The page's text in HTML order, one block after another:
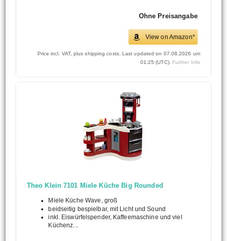
Ohne Preisangabe
View on Amazon*
Price incl. VAT, plus shipping costs. Last updated on 07.08.2026 um
01:25 (UTC). Further Info
Theo Klein 7101 Miele Küche Big Rounded
Miele Küche Wave, groß
beidseitig bespielbar, mit Licht und Sound
inkl. Eiswürfelspender, Kaffeemaschine und viel
Küchenz...